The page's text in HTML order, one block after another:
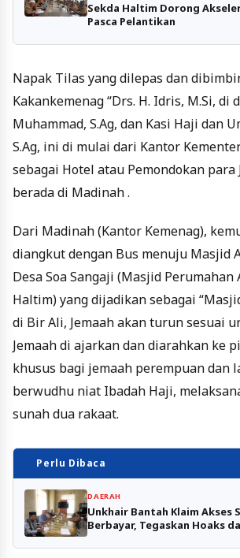
Sekda Haltim Dorong
Pasca Pelantikan
Napak Tilas yang dilepas dan
Kakankemenag “Drs. H. Idris, M.Si, di
Muhammad, S.Ag, dan Kasi Haji dan
S.Ag, ini di mulai dari Kantor
sebagai Hotel atau Pemondokan para
berada di Madinah .
Dari Madinah (Kantor Kemenag),
diangkut dengan Bus menuju Masjid
Desa Soa Sangaji (Masjid Perumahan
Haltim) yang dijadikan sebagai
di Bir Ali, Jemaah akan turun sesuai
Jemaah di ajarkan dan diarahkan ke
khusus bagi jemaah perempuan dan
berwudhu niat Ibadah Haji,
sunah dua rakaat.
Perlu Dibaca
DAERAH
Unkhair Bantah Klaim Akses
Berbayar, Tegaskan Hoaks